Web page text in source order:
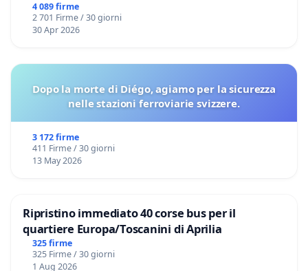
4 089 firme
2 701 Firme / 30 giorni
30 Apr 2026
Dopo la morte di Diégo, agiamo per la sicurezza
nelle stazioni ferroviarie svizzere.
3 172 firme
411 Firme / 30 giorni
13 May 2026
Ripristino immediato 40 corse bus per il
quartiere Europa/Toscanini di Aprilia
325 firme
325 Firme / 30 giorni
1 Aug 2026